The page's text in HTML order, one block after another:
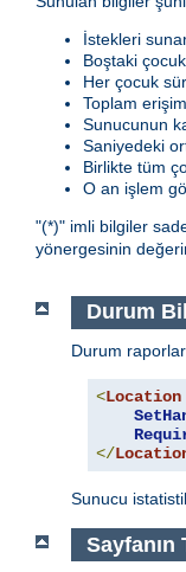
İstekleri
Boştaki
Her çocuk
Toplam
Sunucunun
Saniyedeki
Birlikte tüm
O an işlem
"(*)" imli bilgiler
yönergesinin
Durum
Durum
<Location
</
Sunucu
Sayfanın